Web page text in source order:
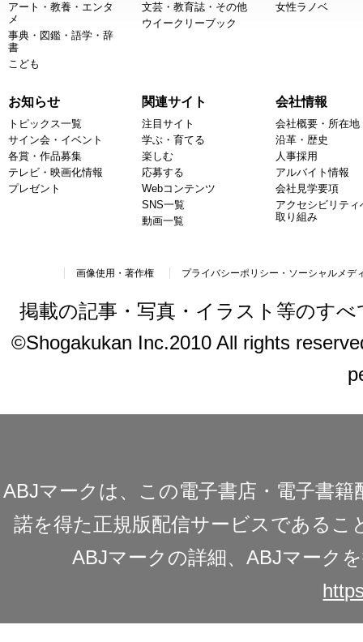
アート・教養・エンタ
メ
事典・図鑑・語学・辞
書
こども
文芸・教育誌・その他
ウイークリーブック
女性ラノベ
お知らせ
トピックス一覧
サイン会・イベント
各賞・作品募集
テレビ・映画化情報
プレゼント
関連サイト
注目サイト
学ぶ・育てる
楽しむ
応募する
Webコンテンツ
SNS一覧
動画一覧
会社情報
会社概要・所在地
沿革・歴史
人事採用
アルバイト情報
会社見学要項
アクセシビリティ
取り組み
画像使用・著作権 プライバシーポリシー・ソーシャルメデ
掲載の記事・写真・イラスト等のす
©Shogakukan Inc.2010 All rights
ABJマークは、この電子書店・電子書
諾を得た正規版配信サービスであるこ
ABJマークの詳細、ABJマーク